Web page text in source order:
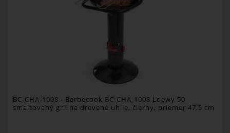
BC-CHA-1008 - Barbecook BC-CHA-1008 Loewy 50
smaltovaný gril na drevené uhlie, čierny, priemer 47,5 cm